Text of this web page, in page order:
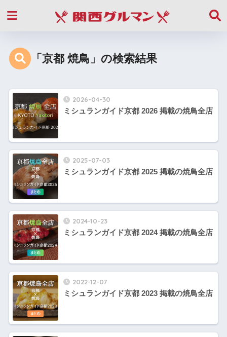
「京都 焼鳥」の検索結果
2026-04-30
ミシュランガイド京都 2026 掲載の焼鳥全店
2025-07-03
ミシュランガイド京都 2025 掲載の焼鳥全店
2024-10-23
ミシュランガイド京都 2024 掲載の焼鳥全店
2022-12-07
ミシュランガイド京都 2023 掲載の焼鳥全店